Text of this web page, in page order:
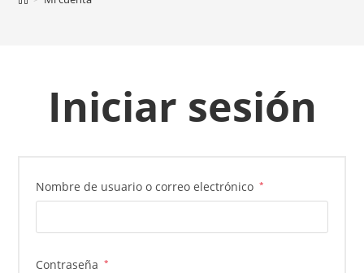
Iniciar sesión
Nombre de usuario o correo electrónico *
Contraseña *